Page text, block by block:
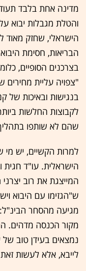
מדינה אחת בלבד
והטלת מגבלות יבוא
הישראלי, שחזק מאוד
הבריאות, חסימת
בצרכנים הסופיים,
"צפויה עליית מחירים
בנגישות ובאיכות של
לקבוצות החלשות
שהם לא שותפו
למרות הקשיים, יש מי
הישראלית. עו"ד חגית
המייצגת את רוב
ש"הגזימו עם היבוא
מגיעה מהסחר הבינ"ל:
מקור הכנסה מדהים.
נמצאים בעידן טוב
לייבא, אלא לעשות